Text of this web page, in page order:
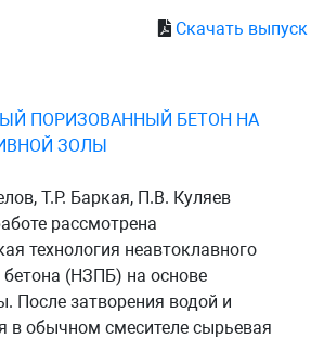
Скачать выпуск
ПОРИЗОВАННЫЙ БЕТОН НА
ЗОЛЫ
Т.Р. Баркая, П.В. Куляев
рассмотрена
технология неавтоклавного
бетона (НЗПБ) на основе
После затворения водой и
в обычном смесителе сырьевая